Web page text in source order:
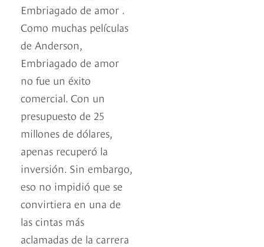
Embriagado de amor .
Como muchas películas
de Anderson,
Embriagado de amor
no fue un éxito
comercial. Con un
presupuesto de 25
millones de dólares,
apenas recuperó la
inversión. Sin embargo,
eso no impidió que se
convirtiera en una de
las cintas más
aclamadas de la carrera